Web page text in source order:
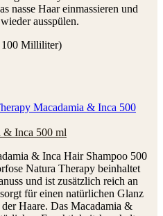
nasse Haar einmassieren und
ausspülen.
Milliliter)
& Inca 500 ml
& Inca Hair Shampoo 500
Natura Therapy beinhaltet
und ist zusätzlich reich an
für einen natürlichen Glanz
Haare. Das Macadamia &